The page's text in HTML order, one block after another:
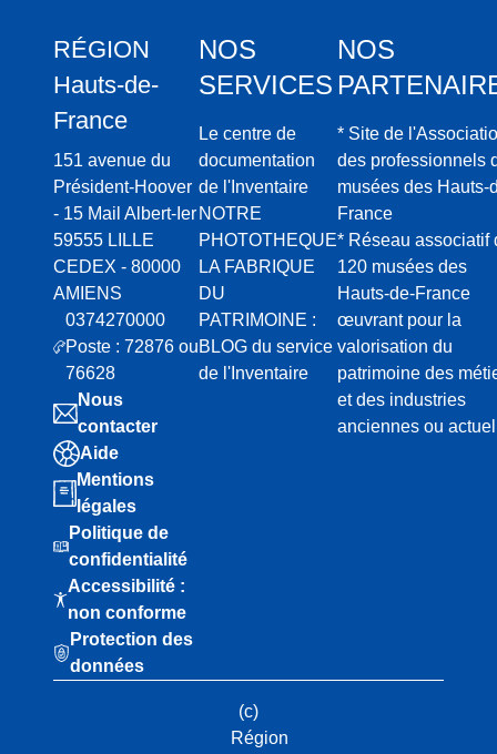
RÉGION
Hauts-de-
France
151 avenue du
Président-Hoover
- 15 Mail Albert-Ier
59555 LILLE
CEDEX - 80000
AMIENS
0374270000
Poste : 72876 ou
76628
Nous
contacter
Aide
Mentions
légales
Politique de
confidentialité
Accessibilité :
non conforme
Protection des
données
NOS
SERVICES
Le centre de
documentation
de l'Inventaire
NOTRE
PHOTOTHEQUE
LA FABRIQUE
DU
PATRIMOINE :
BLOG du service
de l'Inventaire
NOS
* Site de
des professionnels
musées des Hauts-
France
* Réseau associatif
120 musées des
Hauts-de-France
œuvrant pour la
valorisation du
patrimoine des
et des industries
anciennes ou
(c)
Région